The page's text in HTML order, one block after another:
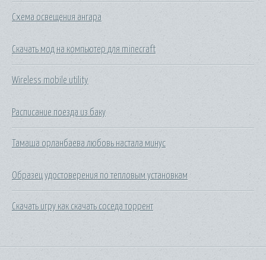
Схема освещения ангара
Скачать мод на компьютер для minecraft
Wireless mobile utility
Расписание поезда из баку
Тамаша орланбаева любовь настала минус
Образец удостоверения по тепловым установкам
Скачать игру как скачать соседа торрент